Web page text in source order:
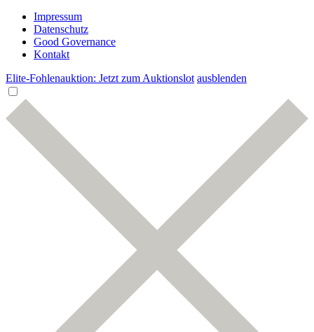
Impressum
Datenschutz
Good Governance
Kontakt
Elite-Fohlenauktion: Jetzt zum Auktionslot ausblenden